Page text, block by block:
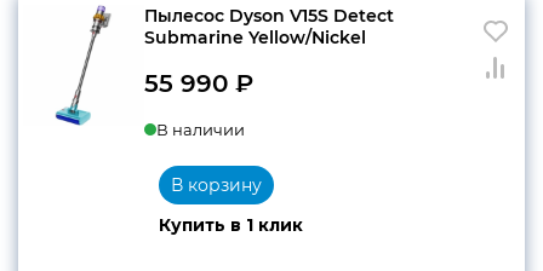
Пылесос Dyson V15S Detect
Submarine Yellow/Nickel
55 990 ₽
В наличии
Купить в 1 клик
В корзину
Согласен cполитикой